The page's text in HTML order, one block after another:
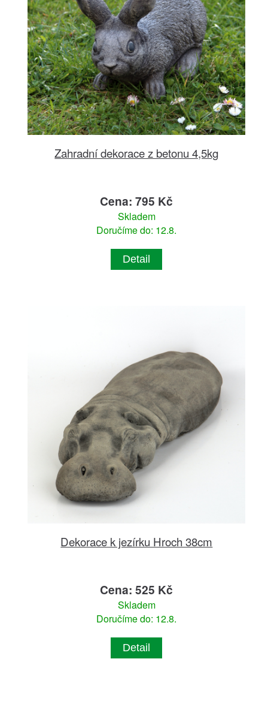
Zahradní dekorace z betonu 4,5kg
Cena: 795 Kč
Skladem
Doručíme do: 12.8.
Detail
Dekorace k jezírku Hroch 38cm
Cena: 525 Kč
Skladem
Doručíme do: 12.8.
Detail